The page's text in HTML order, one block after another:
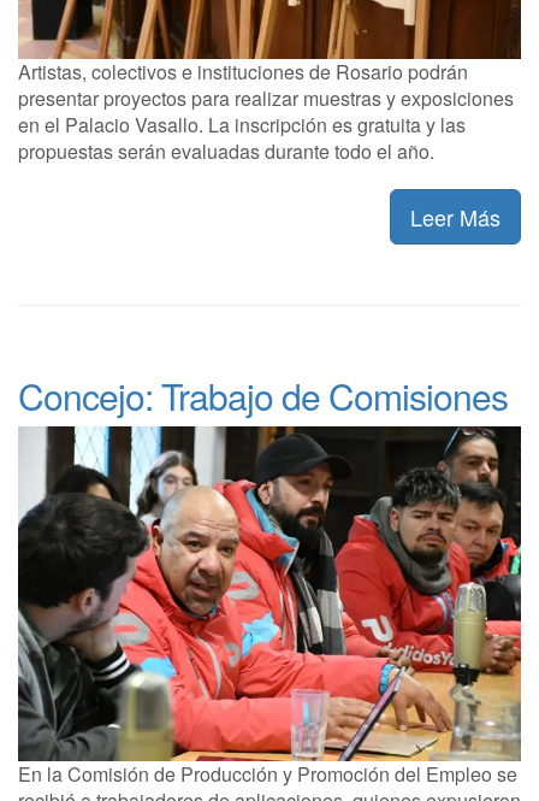
Artistas, colectivos e instituciones de Rosario podrán
presentar proyectos para realizar muestras y exposiciones
en el Palacio Vasallo. La inscripción es gratuita y las
propuestas serán evaluadas durante todo el año.
Leer Más
Concejo: Trabajo de Comisiones
En la Comisión de Producción y Promoción del Empleo se